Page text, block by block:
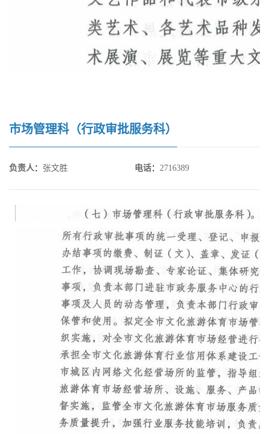
市场管理科（行政审批服务科）
负责人： 张文胜 电话： 2716389